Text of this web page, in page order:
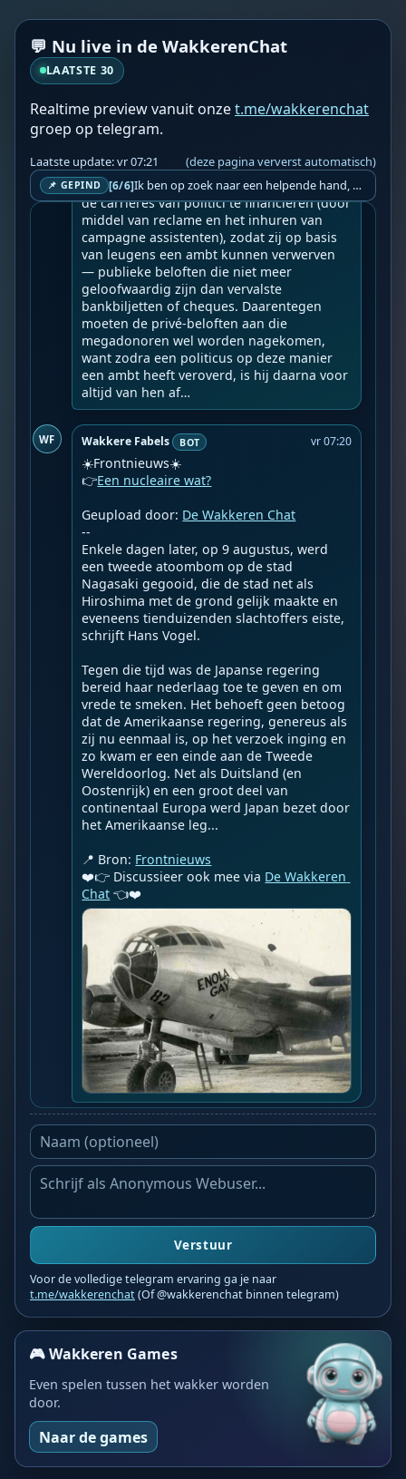
💬 Nu live in de WakkerenChat
LAATSTE 30
Realtime preview vanuit onzet.me/wakkerenchat
groep op telegram.
Laatste update: vr 07:21 (deze pagina ververst automatisch)
📌 GEPIND [6/6] Ik ben op zoek naar een helpende hand, een menselijk oog, een admin die helpt met controleren of de chat wel correct word gemodereerd word door NoMoSpam. 98% gaat automatisch goed, toch ik dit nooit helemaal loslaten en moet er altijd een mens mee blijven opletten bij elke beslissing die gemaakt word. Waar bestaan de werkzaamheden uit? Mee kijken in admin log kanaal naar alle drugs/porno/scams die voorbij komen en in het geval van een randgevalletje, ingrijpen en b.v. een verwijderd maar wel toegestaan bericht terug plaatsen met een druk op de knop. tsja zo banaal en simpel is het gesteld.. Word je hier blij van? Nee. Strookt het je ego? Nee. Word je er beter van? Nee. Kost het veel tijd? Totaal niet, consistentie en regelmaat is belangrijker dan 'er even voor kunnen gaan zitten'.. het werk is in een paar seconden gepiept.. je checkt puur of AI de juiste beslissing heeft gemaakt.. …
r het publiek te beheersen.
Geupload door:
Wereldwijde ‘Staatsgreep’ 6 jaar sinds 17-
03-2020 zichtbare dictatuur.
Een miljardair bezit minstens een miljard
dollar, en dat is veel meer dan nodig is om
de carrières van politici te financieren (door
middel van reclame en het inhuren van
campagne assistenten), zodat zij op basis
van leugens een ambt kunnen verwerven
— publieke beloften die niet meer
geloofwaardig zijn dan vervalste
bankbiljetten of cheques. Daarentegen
moeten de privé-beloften aan die
megadonoren wel worden nagekomen,
want zodra een politicus op deze manier
een ambt heeft veroverd, is hij daarna voor
altijd van hen af…
WF Wakkere Fabels BOT vr 07:20
☀️Frontnieuws☀️
👉Een nucleaire wat?
Geupload door: De Wakkeren Chat
--
Enkele dagen later, op 9 augustus, werd
een tweede atoombom op de stad
Nagasaki gegooid, die de stad net als
Hiroshima met de grond gelijk maakte en
eveneens tienduizenden slachtoffers eiste,
schrijft Hans Vogel.
Tegen die tijd was de Japanse regering
bereid haar nederlaag toe te geven en om
vrede te smeken. Het behoeft geen betoog
dat de Amerikaanse regering, genereus als
zij nu eenmaal is, op het verzoek inging en
zo kwam er een einde aan de Tweede
Wereldoorlog. Net als Duitsland (en
Oostenrijk) en een groot deel van
continentaal Europa werd Japan bezet door
het Amerikaanse leg...
📍 Bron: Frontnieuws
❤️👉 Discussieer ook mee via De Wakkeren
Chat 👈❤️
Verstuur
Voor de volledige telegram ervaring ga je naar
t.me/wakkerenchat(Of @wakkerenchat binnen telegram)
🎮 Wakkeren Games
Even spelen tussen het wakker worden
door.
Naar de games